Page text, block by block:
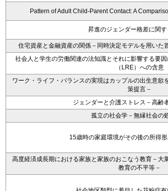
Pattern of Adult Child-Parent Contact: A
昇進のジェンダー格差に関
住宅資産と金融資産の関係－同時決定モデルを用いた
社会人と学生の労働関連の法知識とそれに影響する要
（LRE）への含意
ワーク・ライフ・バランスの実現はカップルの出生意欲
策提言－
ジェンダーと介護ストレス－高齢
孤立の社会学－無縁社会の
15歳時の家庭環境がその後の所得
高度経済成長期における家族と家族のおこなう教育－大
教育の不平等－